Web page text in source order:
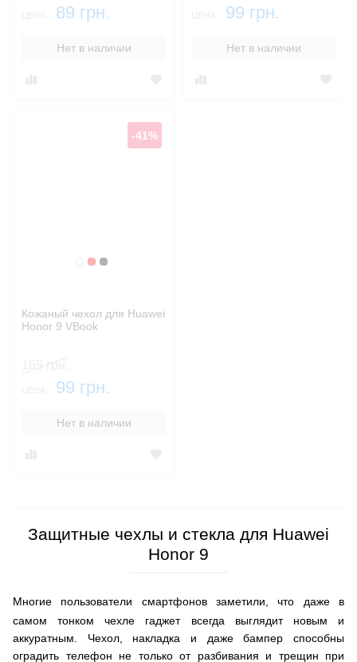
89 грн.
Нет в наличии
99 грн.
Нет в наличии
Белый
Красный
Черный
-41%
Кожаный чехол для Huawei
Honor 9 VBook
99 грн.
Нет в наличии
Защитные чехлы и стекла для Huawei
Honor 9
Многие пользователи смартфонов заметили, что даже в
самом тонком чехле гаджет всегда выглядит новым и
аккуратным. Чехол, накладка и даже бампер способны
оградить телефон не только от разбивания и трещин при